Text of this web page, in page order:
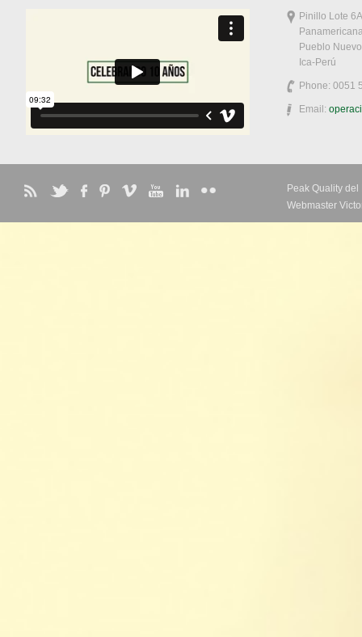
Pinillo Lote
Pueblo Nuevo
Ica-Perú
Phone: 0051
Email:
Peak Quality
Webmaster